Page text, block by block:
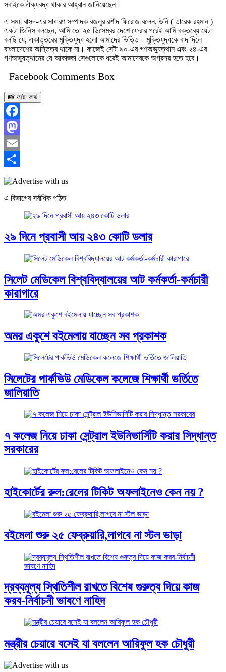
সবাইকে ঐক্যবদ্ধ থাকার আহ্বান জানিয়েছেন।
এ সময় বাসদ-এর সাধারণ সম্পাদক বজলুর রশীদ ফিরোজ বলেন, উনি ( তারেক রহমান )
একটা জিনিস বলছেন, আমি তো ২৫ ডিসেম্বর দেশে ফেরার পরেই আমি বক্তব্যে যেটা
বলছি যে, একাত্তরের মুক্তিযুদ্ধ হলো আমাদের ভিত্তি। মুক্তিযুদ্ধকে বাদ দিলে
বাংলাদেশের অস্তিত্ব থাকে না। কাজেই সেটা ৯০-এর গণঅভ্যুত্থান এবং ২৪-এর
গণঅভ্যুত্থানের যে আকাঙ্ক্ষা সেগুলোকে ধরেই আমাদেরকে অগ্রসর হতে হবে।
Facebook Comments Box
📸 ফটো কার্ড
Facebook
Mastodon
Email
Share
এ বিভাগের সর্বাধিক পঠিত
২৯ দিনে প্রবাসী আয় ২৪৩ কোটি ডলার
সিলেট মেডিকেল বিশ্ববিদ্যালয়ের আট কর্মকর্তা-কর্মচারী
কারাগারে
অমর একুশে বইমেলায় যাচ্ছেন সব প্রকাশক
সিলেটের পার্কভিউ মেডিকেল কলেজে শিক্ষার্থী ভর্তিতে
জালিয়াতি
৭ কলেজ নিয়ে ঢাকা সেন্ট্রাল ইউনিভার্সিটি করার সিদ্ধান্ত
সরকারের
হাইকোর্টের রুল:রেলের টিকিট অফলাইনেও কেন নয় ?
বইমেলা শুরু ২৫ ফেব্রুয়ারি,লাগবে না স্টল ভাড়া
দ্রব্যমূল্য স্থিতিশীল রাখতে বিশেষ গুরুত্ব দিয়ে কাজ
করব-নির্বাচনী ভাষণে নাহিদ
মন্ত্রীর চেয়ারে বসেই যা বললেন আরিফুল হক চৌধুরী